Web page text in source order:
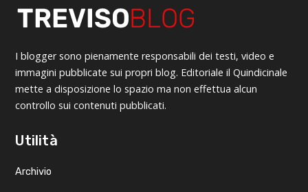
I blogger sono pienamente responsabili dei testi, video e
immagini pubblicate sui propri blog. Editoriale il Quindicinale
mette a disposizione lo spazio ma non effettua alcun
controllo sui contenuti pubblicati.
Utilità
Archivio